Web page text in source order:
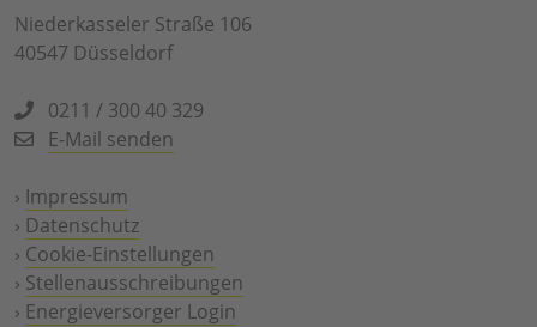
Niederkasseler Straße 106
40547 Düsseldorf
0211 / 300 40 329
E-Mail senden
› Impressum
› Datenschutz
› Cookie-Einstellungen
› Stellenausschreibungen
› Energieversorger Login